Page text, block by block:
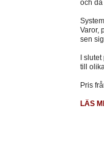
och
Varor,
sen
I
till
Pris
LÄS